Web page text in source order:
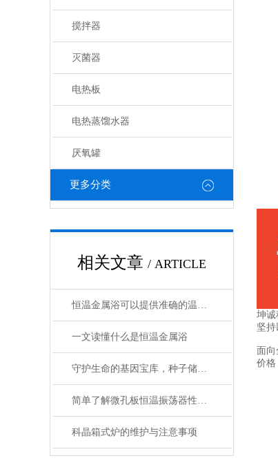
搅拌器
灭菌器
电热板
电热蒸馏水器
厌氧罐
更多分类
相关文章 / ARTICLE
恒温金属浴可以提供准确的温度控制和恒温条件
一文读懂什么是恒温金属浴
守护生命的基因宝库，种子储藏柜使用事项详解
简单了解微孔板恒温振荡器性能优势
科晶箱式炉的维护与注意事项
坤诚
坚
面
价格